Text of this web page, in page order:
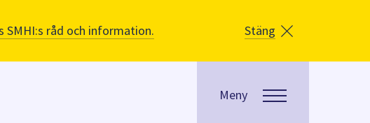
SMHI:s råd och information. Stäng
Meny